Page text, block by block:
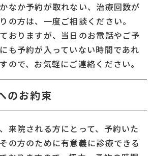
なか予約が取れない、治療回数が
の方は、一度ご相談ください。
おりますが、当日のお電話やご予
も予約が入っていない時間であれ
ので、お気軽にご連絡ください。
のお約束
来院される方にとって、予約いた
の方のために有意義に診療できる